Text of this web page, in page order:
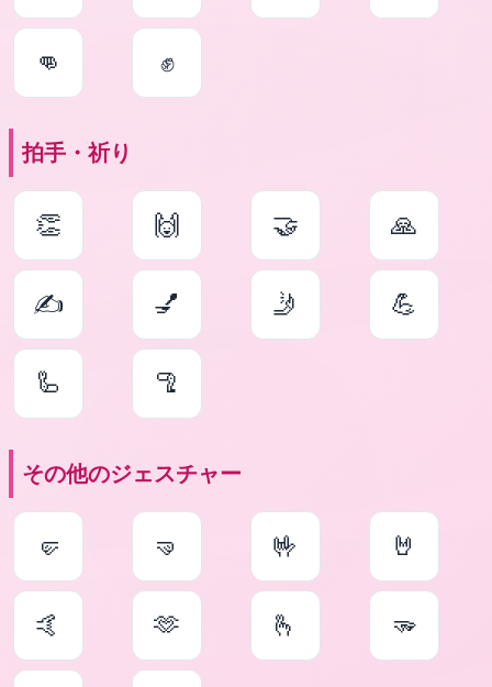
👊 ✊
拍手・祈り
👏 🙌 🤝 🙏
✍ 💅 🤳 💪
🦾 🦿
その他のジェスチャー
🤛 🤜 🤟 🤘
🤙 🫶 🫰 🫳